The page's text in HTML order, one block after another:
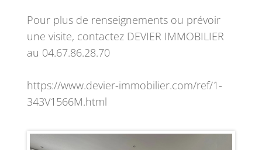
Pour plus de renseignements ou prévoir
une visite, contactez DEVIER IMMOBILIER
au 04.67.86.28.70
https://www.devier-immobilier.com/ref/1-
343V1566M.html